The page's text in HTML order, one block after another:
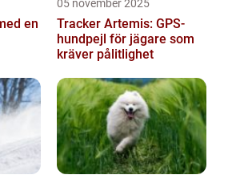
en
05 november 2025
Tracker Artemis: GPS-
hundpejl för jägare som
kräver pålitlighet